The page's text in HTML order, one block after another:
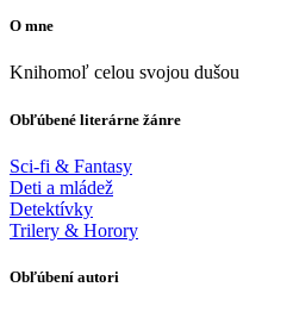
O mne
Knihomoľ celou svojou dušou
Obľúbené literárne žánre
Sci-fi & Fantasy
Deti a mládež
Detektívky
Trilery & Horory
Obľúbení autori